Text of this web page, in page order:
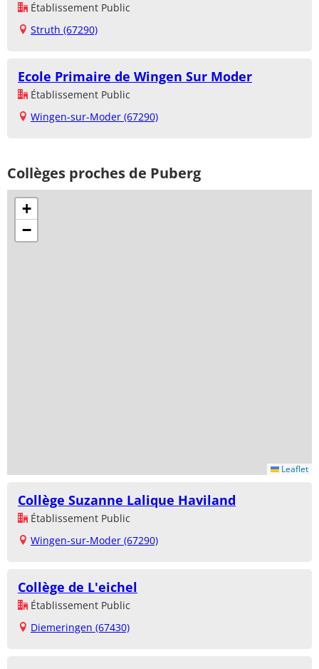
Établissement Public
Struth (67290)
Ecole Primaire de Wingen Sur Moder
Établissement Public
Wingen-sur-Moder (67290)
Collèges proches de Puberg
+
−
Leaflet
Collège Suzanne Lalique Haviland
Établissement Public
Wingen-sur-Moder (67290)
Collège de L'eichel
Établissement Public
Diemeringen (67430)